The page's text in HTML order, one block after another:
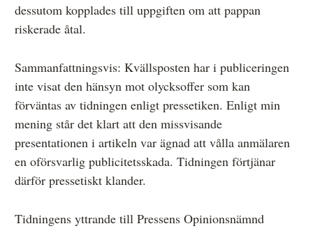
dessutom kopplades till uppgiften om att pappan
riskerade åtal.
Sammanfattningsvis: Kvällsposten har i publiceringen
inte visat den hänsyn mot olycksoffer som kan
förväntas av tidningen enligt pressetiken. Enligt min
mening står det klart att den missvisande
presentationen i artikeln var ägnad att vålla anmälaren
en oförsvarlig publicitetsskada. Tidningen förtjänar
därför pressetiskt klander.
Tidningens yttrande till Pressens Opinionsnämnd